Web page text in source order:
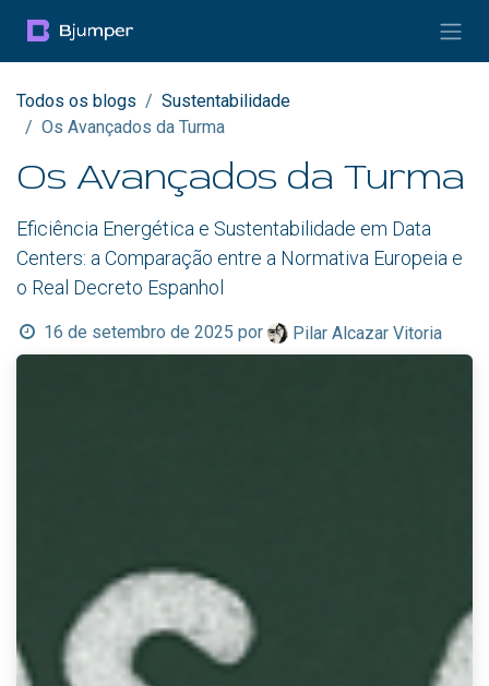
Todos os blogs
Sustentabilidade
Os Avançados da Turma
Os Avançados da Turma
Eficiência Energética e Sustentabilidade em Data
Centers: a Comparação entre a Normativa Europeia e
o Real Decreto Espanhol
16 de setembro de 2025 por Pilar Alcazar Vitoria